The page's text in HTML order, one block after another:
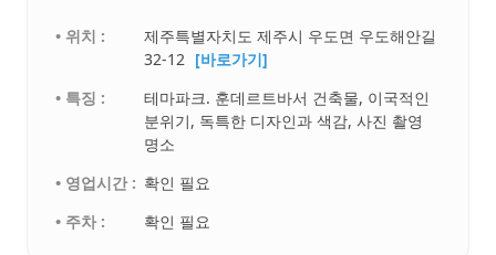
• 위치 :
제주특별자치도 제주시 우도면 우도해안길
32-12 [바로가기]
• 특징 :
테마파크. 훈데르트바서 건축물, 이국적인
분위기, 독특한 디자인과 색감, 사진 촬영
명소
• 영업시간 : 확인 필요
• 주차 :
확인 필요